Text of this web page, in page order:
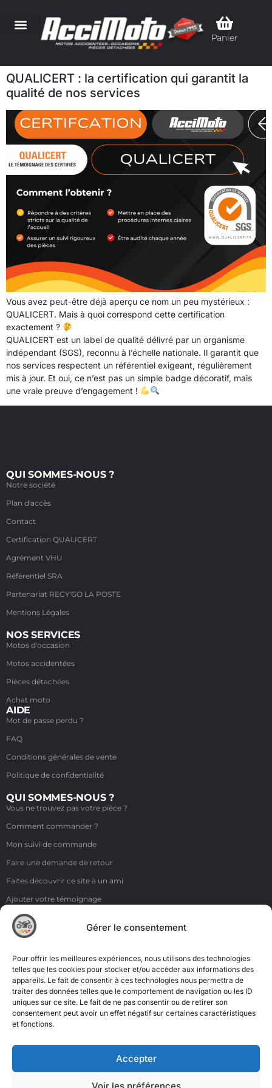
Gérer le consentement
Pour offrir les meilleures expériences, nous utilisons des technologies
telles que les cookies pour stocker et/ou accéder aux informations des
appareils. Le fait de consentir à ces technologies nous permettra de
traiter des données telles que le comportement de navigation ou les ID
uniques sur ce site. Le fait de ne pas consentir ou de retirer son
consentement peut avoir un effet négatif sur certaines caractéristiques
et fonctions.
Accepter
Voir les préférences
Panier
QUALICERT : la certification qui garantit la
qualité de nos services
Vous avez peut-être déjà aperçu ce nom un peu mystérieux :
QUALICERT. Mais à quoi correspond cette certification
exactement ?
QUALICERT est un label de qualité délivré par un organisme
indépendant (SGS), reconnu à l’échelle nationale. Il garantit que
nos services respectent un référentiel exigeant, régulièrement
mis à jour. Et oui, ce n’est pas un simple badge décoratif, mais
une vraie preuve d’engagement !
QUI SOMMES-NOUS ?
Notre société
Plan d'accès
Contact
Certification QUALICERT
Agrément VHU
Référentiel SRA
Partenariat RECY'GO LA POSTE
Mentions Légales
NOS SERVICES
Motos d'occasion
Motos accidentées
Pièces détachées
Achat moto
AIDE
Mot de passe perdu ?
FAQ
Conditions générales de vente
Politique de confidentialité
QUI SOMMES-NOUS ?
Vous ne trouvez pas votre pièce ?
Comment commander ?
Mon suivi de commande
Faire une demande de retour
Faites découvrir ce site à un ami
Ajouter votre témoignage
Voir tous les témoignages
Liens
NOS COORDONNÉES
ZI de la Moinerie - 8 rue du Roussillon 91220 Bretigny sur Orge
Email: contact@accimoto.com
Standard : +33(0)1 69 88 16 16